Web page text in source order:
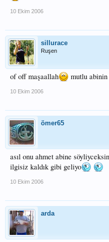
10 Ekim 2006
sillurace
Ruşen
of off maşaallah mutlu abinin
10 Ekim 2006
ömer65
asıl onu ahmet abine
ilgisiz kaldık gibi geliyo
10 Ekim 2006
arda